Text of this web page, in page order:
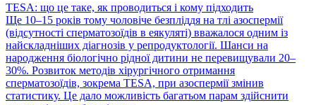
TESA: що це таке, як проводиться і кому підходить
​Ще 10–15 років тому чоловіче безпліддя на тлі азоспермії
(відсутності сперматозоїдів в еякуляті) вважалося одним із
найскладніших діагнозів у репродуктології. Шанси на
народження біологічно рідної дитини не перевищували 20–
30%. Розвиток методів хірургічного отримання
сперматозоїдів, зокрема TESA, при азоспермії змінив
статистику. Це дало можливість багатьом парам здійснити